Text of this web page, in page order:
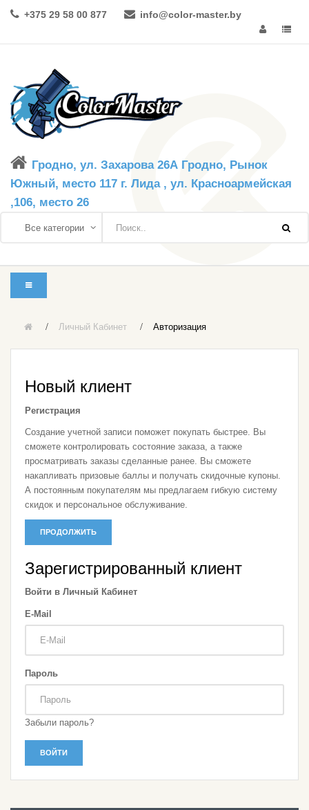
+375 29 58 00 877 info@color-master.by
Гродно, ул. Захарова 26А Гродно, Рынок
Южный, место 117 г. Лида , ул. Красноармейская
,106, место 26
Личный Кабинет Авторизация
Новый клиент
Регистрация
Создание учетной записи поможет покупать быстрее. Вы
сможете контролировать состояние заказа, а также
просматривать заказы сделанные ранее. Вы сможете
накапливать призовые баллы и получать скидочные купоны.
А постоянным покупателям мы предлагаем гибкую систему
скидок и персональное обслуживание.
ПРОДОЛЖИТЬ
Зарегистрированный клиент
Войти в Личный Кабинет
E-Mail
Пароль
Забыли пароль?